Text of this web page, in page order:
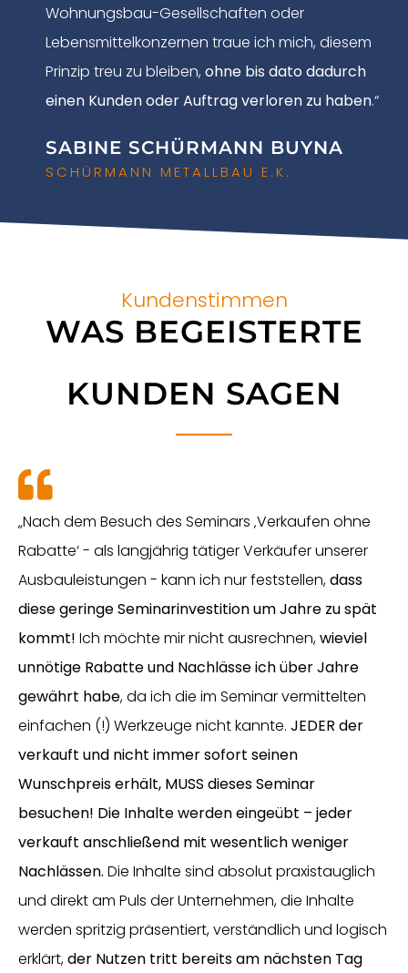
Wohnungsbau-Gesellschaften oder
Lebensmittelkonzernen traue ich mich, diesem
Prinzip treu zu bleiben, ohne bis dato dadurch
einen Kunden oder Auftrag verloren zu haben.“
SABINE SCHÜRMANN BUYNA
SCHÜRMANN METALLBAU E.K.
Kundenstimmen
WAS BEGEISTERTE
KUNDEN SAGEN
„Nach dem Besuch des Seminars ‚Verkaufen ohne
Rabatte‘ - als langjährig tätiger Verkäufer unserer
Ausbauleistungen - kann ich nur feststellen,dass
diese geringe Seminarinvestition um Jahre zu spät
kommt! Ich möchte mir nicht ausrechnen,wieviel
unnötige Rabatte und Nachlässe ich über Jahre
gewährt habe, da ich die im Seminar vermittelten
einfachen (!) Werkzeuge nicht kannte. JEDER der
verkauft und nicht immer sofort seinen
Wunschpreis erhält, MUSS dieses Seminar
besuchen! Die Inhalte werden eingeübt – jeder
verkauft anschließend mit wesentlich weniger
Nachlässen. Die Inhalte sind absolut praxistauglich
und direkt am Puls der Unternehmen, die Inhalte
werden spritzig präsentiert, verständlich und logisch
erklärt,der Nutzen tritt bereits am nächsten Tag